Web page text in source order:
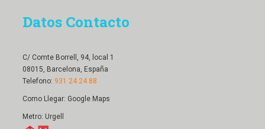
Datos Contacto
C/ Comte Borrell, 94, local 1
08015, Barcelona, España
Telefono: 931 24 24 88
Como Llegar: Google Maps
Metro: Urgell